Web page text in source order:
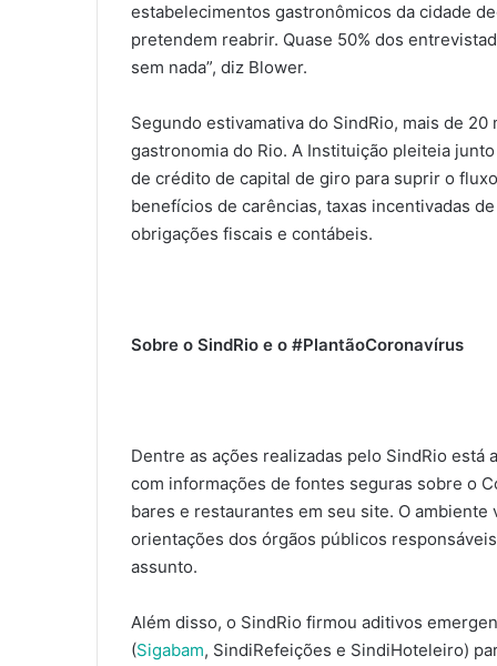
estabelecimentos gastronômicos da cidade
pretendem reabrir. Quase 50% dos
sem nada”, diz Blower.
Segundo estivamativa do SindRio, mais de
gastronomia do Rio. A Instituição pleiteia
de crédito de capital de giro para suprir o
benefícios de carências, taxas incentivadas
obrigações fiscais e contábeis.
Sobre o SindRio e o #PlantãoCoronavírus
Dentre as ações realizadas pelo SindRio está
com informações de fontes seguras sobre o
bares e restaurantes em seu site. O
orientações dos órgãos públicos
assunto.
Além disso, o SindRio firmou aditivos
(Sigabam, SindiRefeições e SindiHoteleiro)